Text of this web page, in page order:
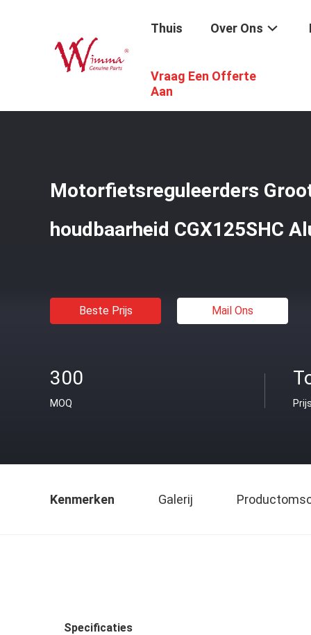
Thuis Over Ons
Vraag Een Offerte
Aan
Thuis / Motorfiets Elektrodelen
Motorfietsreguleerders
houdbaarheid CGX125SHC
Beste Prijs Mail Ons
300
MOQ
Kenmerken Galerij
Specificaties